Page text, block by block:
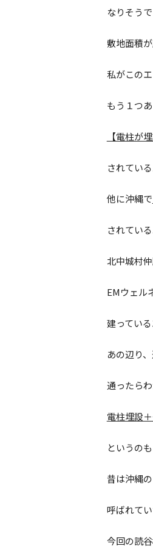
なりそう
敷地面積
私がこの
もう１つあ
【電柱が埋
されている
他に沖縄で
されている
北中城村
EMウェル
建ってい
あの辺り
通ったら
電柱埋設
というの
昔は沖縄
呼ばれて
今回の読